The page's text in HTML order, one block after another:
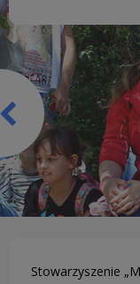
Stowarzyszenie